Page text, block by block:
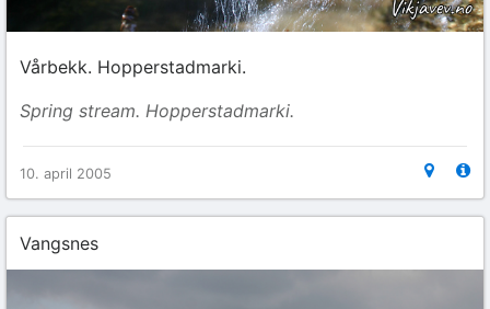
Vårbekk. Hopperstadmarki.
Spring stream. Hopperstadmarki.
10. april 2005
Vangsnes